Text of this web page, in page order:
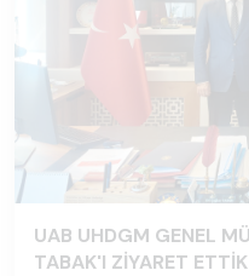
UAB UHDGM GENEL MÜDÜRÜ SAYIN DR. ÇAĞLAR
TABAK'I ZİYARET ETTİK